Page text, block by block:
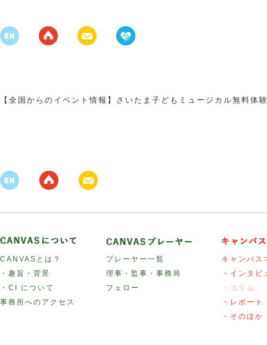
【全国からのイベント情報】さいたま子どもミュージカル無料体
CANVASとは？
・趣旨・背景
・CI について
事務所へのアクセス
プレーヤー一覧
理事・監事・事務局
フェロー
キャンバス
・インタビ
・コラム
・レポート
・そのほか